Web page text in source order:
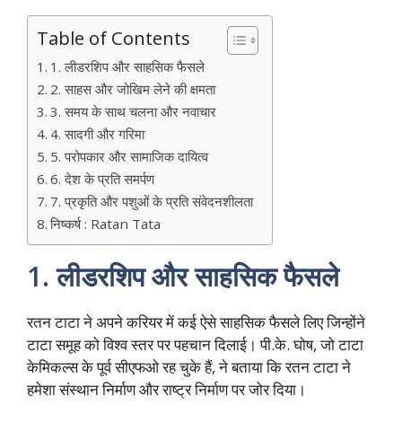
Table of Contents
1. लीडरशिप और साहसिक फैसले
2. साहस और जोखिम लेने की क्षमता
3. समय के साथ चलना और नवाचार
4. सादगी और गरिमा
5. परोपकार और सामाजिक दायित्व
6. देश के प्रति समर्पण
7. प्रकृति और पशुओं के प्रति संवेदनशीलता
निष्कर्ष : Ratan Tata
1.लीडरशिप और साहसिक फैसले
रतन टाटा ने अपने करियर में कई ऐसे साहसिक फैसले लिए जिन्होंने
टाटा समूह को विश्व स्तर पर पहचान दिलाई। पी.के. घोष, जो टाटा
केमिकल्स के पूर्व सीएफओ रह चुके हैं, ने बताया कि रतन टाटा ने
हमेशा संस्थान निर्माण और राष्ट्र निर्माण पर जोर दिया।